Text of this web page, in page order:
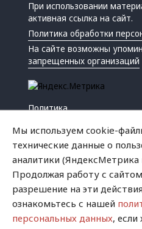
При использовании
активная ссылка на сайт.
Политика обработки
На сайте возможны
запрещенных организаций
Политика
Криминал
Успех
Мы используем cookie-
технические данные о
аналитики
Продолжая работу с
разрешение на эти
ознакомьтесь с нашей
персональных данных, если